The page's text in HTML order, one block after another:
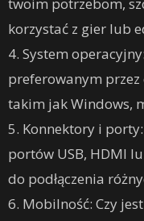
korzystać z gier lub
4. System
preferowanym
takim jak Windows,
5. Konnektory i
portów USB, HDMI
do podłączenia
6. Mobilność: Czy